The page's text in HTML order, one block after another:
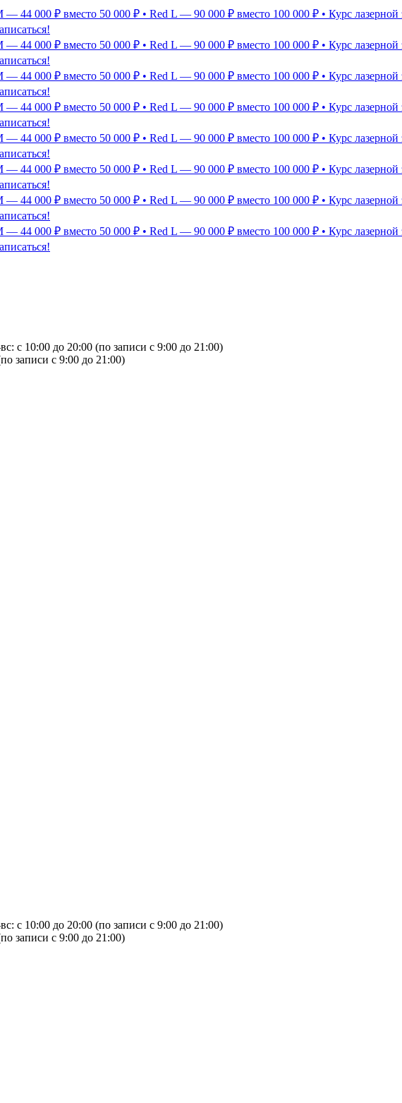
— 44 000 ₽ вместо 50 000 ₽ • Red L — 90 000 ₽ вместо 100 000 ₽ • Курс
— 44 000 ₽ вместо 50 000 ₽ • Red L — 90 000 ₽ вместо 100 000 ₽ • Курс
— 44 000 ₽ вместо 50 000 ₽ • Red L — 90 000 ₽ вместо 100 000 ₽ • Курс
— 44 000 ₽ вместо 50 000 ₽ • Red L — 90 000 ₽ вместо 100 000 ₽ • Курс
— 44 000 ₽ вместо 50 000 ₽ • Red L — 90 000 ₽ вместо 100 000 ₽ • Курс
— 44 000 ₽ вместо 50 000 ₽ • Red L — 90 000 ₽ вместо 100 000 ₽ • Курс
— 44 000 ₽ вместо 50 000 ₽ • Red L — 90 000 ₽ вместо 100 000 ₽ • Курс
— 44 000 ₽ вместо 50 000 ₽ • Red L — 90 000 ₽ вместо 100 000 ₽ • Курс
с 10:00 до 20:00 (по записи с 9:00 до 21:00)
записи с 9:00 до 21:00)
с 10:00 до 20:00 (по записи с 9:00 до 21:00)
записи с 9:00 до 21:00)